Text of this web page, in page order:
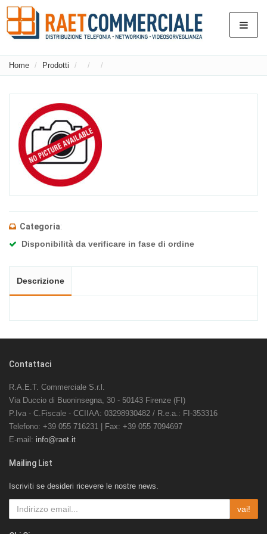
Home Prodotti
Categoria:
Disponibilità da verificare in fase di ordine
Descrizione
Contattaci
R.A.E.T. Commerciale S.r.l.
Via Duccio di Buoninsegna, 30 - 50143 Firenze (FI)
P.Iva - C.Fiscale - CCIIAA: 03298930482 / R.e.a.: FI-353316
Telefono: +39 055 716231 | Fax: +39 055 7094697
E-mail: info@raet.it
Mailing List
Iscriviti se desideri ricevere le nostre news.
vai!